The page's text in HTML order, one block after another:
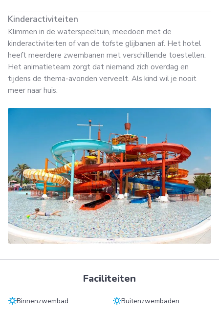
Kinderactiviteiten
Klimmen in de waterspeeltuin, meedoen met de
kinderactiviteiten of van de tofste glijbanen af. Het hotel
heeft meerdere zwembanen met verschillende toestellen.
Het animatieteam zorgt dat niemand zich overdag en
tijdens de thema-avonden verveelt. Als kind wil je nooit
meer naar huis.
Faciliteiten
sunnyBinnenzwembad sunnyBuitenzwembaden